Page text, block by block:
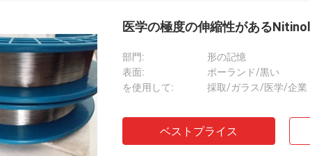
医学の極度の伸縮性がある
部門:
形の記憶
表面:
ポーランド/黒い
を使用して:
採取/ガラス/医学/企業
ベストプライス